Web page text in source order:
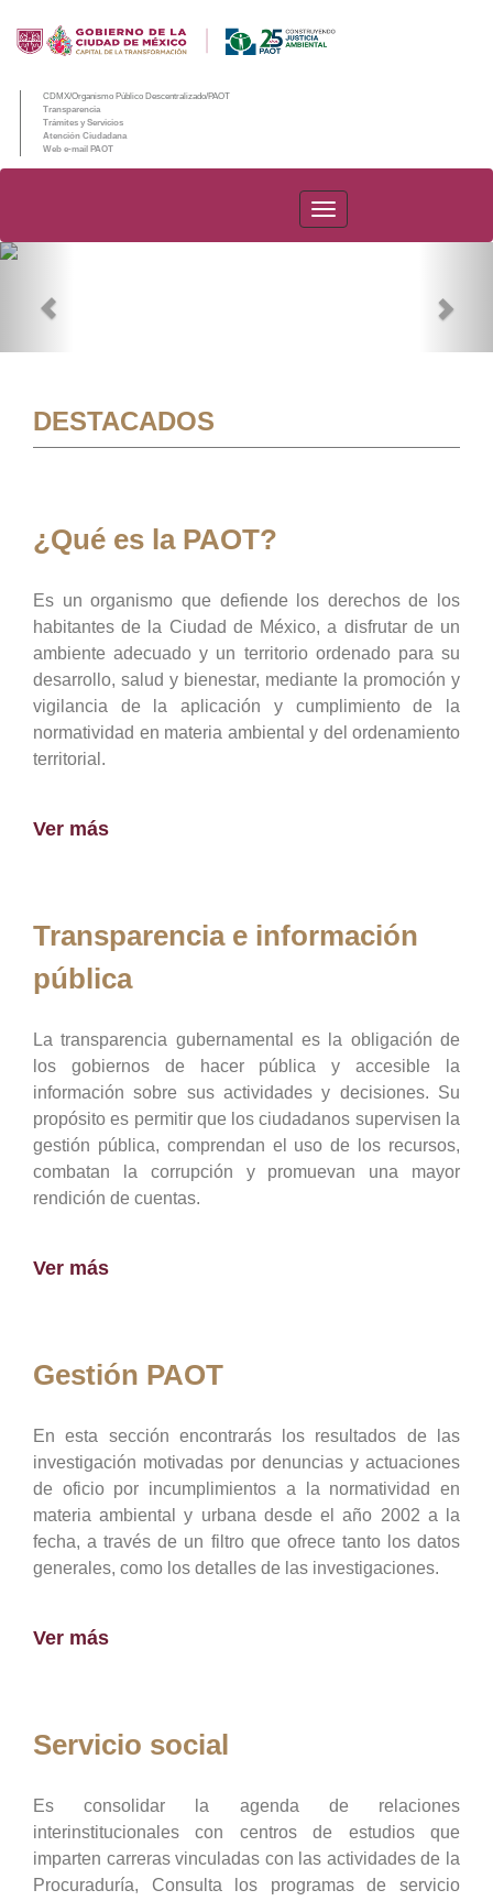
CDMX/Organismo Público Descentralizado/PAOT
Transparencia
Trámites y Servicios
Atención Ciudadana
Web e-mail PAOT
PAOT
DESTACADOS
¿Qué es la PAOT?
Es un organismo que defiende los derechos de los
habitantes de la Ciudad de México, a disfrutar de un
ambiente adecuado y un territorio ordenado para su
desarrollo, salud y bienestar, mediante la promoción y
vigilancia de la aplicación y cumplimiento de la
normatividad en materia ambiental y del ordenamiento
territorial.
Ver más
Transparencia e información
pública
La transparencia gubernamental es la obligación de
los gobiernos de hacer pública y accesible la
información sobre sus actividades y decisiones. Su
propósito es permitir que los ciudadanos supervisen la
gestión pública, comprendan el uso de los recursos,
combatan la corrupción y promuevan una mayor
rendición de cuentas.
Ver más
Gestión PAOT
En esta sección encontrarás los resultados de las
investigación motivadas por denuncias y actuaciones
de oficio por incumplimientos a la normatividad en
materia ambiental y urbana desde el año 2002 a la
fecha, a través de un filtro que ofrece tanto los datos
generales, como los detalles de las investigaciones.
Ver más
Servicio social
Es consolidar la agenda de relaciones
interinstitucionales con centros de estudios que
imparten carreras vinculadas con las actividades de la
Procuraduría, Consulta los programas de servicio